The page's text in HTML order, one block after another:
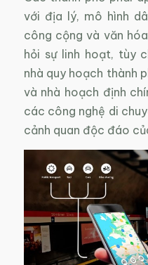
với địa lý, mô hình
công cộng và văn
hỏi sự linh hoạt, tùy
nhà quy hoạch thành
và nhà hoạch định
các công nghệ di
cảnh quan độc đáo